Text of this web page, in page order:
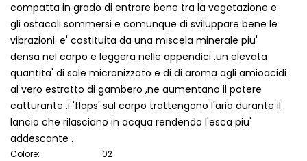
compatta in grado di entrare bene tra la vegetazione e
gli ostacoli sommersi e comunque di sviluppare bene le
vibrazioni. e' costituita da una miscela minerale piu'
densa nel corpo e leggera nelle appendici .un elevata
quantita' di sale micronizzato e di di aroma agli amioacidi
al vero estratto di gambero ,ne aumentano il potere
catturante .i 'flaps' sul corpo trattengono l'aria durante il
lancio che rilasciano in acqua rendendo l'esca piu'
addescante .
Colore:
02